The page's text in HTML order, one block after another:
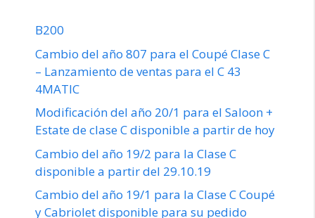
B200
Cambio del año 807 para el Coupé Clase C
– Lanzamiento de ventas para el C 43
4MATIC
Modificación del año 20/1 para el Saloon +
Estate de clase C disponible a partir de hoy
Cambio del año 19/2 para la Clase C
disponible a partir del 29.10.19
Cambio del año 19/1 para la Clase C Coupé
y Cabriolet disponible para su pedido